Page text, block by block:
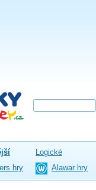
Logické
hry Alawar hry